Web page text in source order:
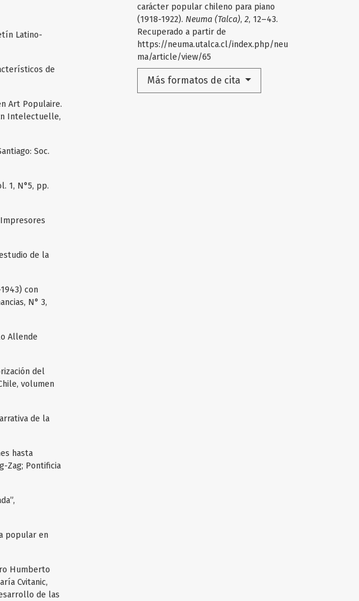
carácter popular chileno para piano
(1918-1922). Neuma (Talca), 2, 12–43.
Recuperado a partir de
https://neuma.utalca.cl/index.php/neu
ma/article/view/65
Más formatos de cita
Latino-
de
Art Populaire.
Intelectuelle,
Soc.
1, N°5, pp.
Impresores
de la
con
N° 3,
Allende
del
volumen
de la
hasta
Zag; Pontificia
popular en
Humberto
Cvitanic,
de las